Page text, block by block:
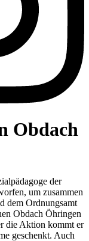
Obdach
der
um zusammen
dem Ordnungsamt
Obdach Öhringen
die Aktion kommt er
geschenkt. Auch